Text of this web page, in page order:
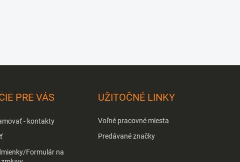
PRE VÁS
- kontakty
Formulár na
UŽITOČNÉ LINKY
Voľné pracovné miesta
Predávané značky